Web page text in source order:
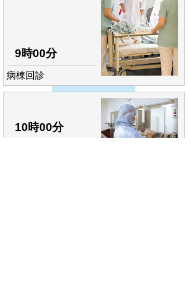
9時00分
病棟回診
10時00分